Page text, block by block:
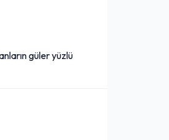
güler yüzlü